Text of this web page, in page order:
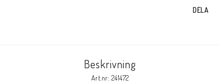
DELA
Beskrivning
Art.nr: 241472